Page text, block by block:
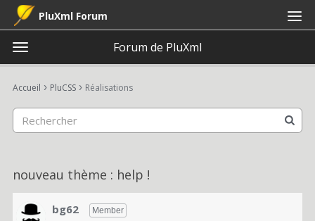
PluXml Forum
t
g
e
n
u
Forum de PluXml
Connexion
Catégories
Discussions
Activité
Connexion S'inscrire
Accueil › PluCSS › Réalisations
nouveau thème : help !
bg62 Member